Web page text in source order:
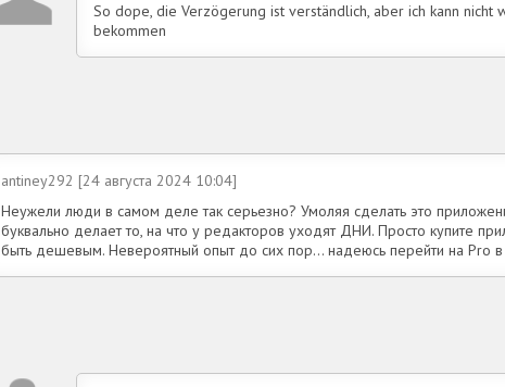
So dope, die Verzögerung ist verständlich, aber ich kann nicht
bekommen
antiney292 [24 августа 2024 10:04]
Неужели люди в самом деле так серьезно? Умоляя сделать это
буквально делает то, на что у редакторов уходят ДНИ. Просто купите
быть дешевым. Невероятный опыт до сих пор... надеюсь перейти на Pro